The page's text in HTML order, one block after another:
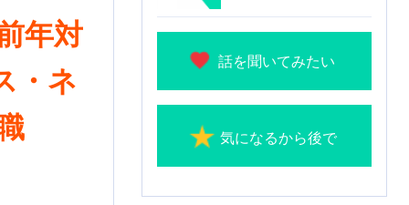
年対
・ネ
話を聞いてみたい
気になるから後で